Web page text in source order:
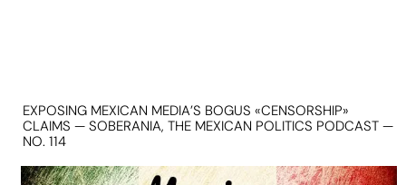
EXPOSING MEXICAN MEDIA’S BOGUS «CENSORSHIP»
CLAIMS — SOBERANIA, THE MEXICAN POLITICS PODCAST —
NO. 114